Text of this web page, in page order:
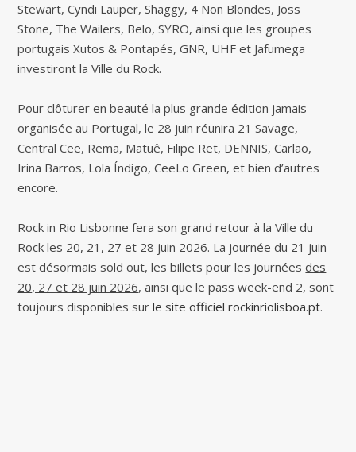
Stewart, Cyndi Lauper, Shaggy, 4 Non Blondes, Joss
Stone, The Wailers, Belo, SYRO, ainsi que les groupes
portugais Xutos & Pontapés, GNR, UHF et Jafumega
investiront la Ville du Rock.
Pour clôturer en beauté la plus grande édition jamais
organisée au Portugal, le 28 juin réunira 21 Savage,
Central Cee, Rema, Matuê, Filipe Ret, DENNIS, Carlão,
Irina Barros, Lola Índigo, CeeLo Green, et bien d’autres
encore.
Rock in Rio Lisbonne fera son grand retour à la Ville du
Rockles 20, 21, 27 et 28 juin 2026. La journéedu 21 juin
est désormais sold out, les billets pour les journéesdes
20, 27 et 28 juin 2026, ainsi que le pass week-end 2, sont
toujours disponibles surle site officiel rockinriolisboa.pt.